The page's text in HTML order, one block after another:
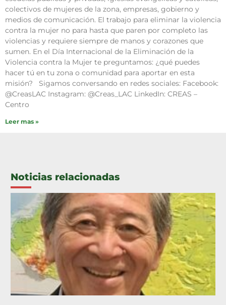
colectivos de mujeres de la zona, empresas, gobierno y
medios de comunicación. El trabajo para eliminar la violencia
contra la mujer no para hasta que paren por completo las
violencias y requiere siempre de manos y corazones que
sumen. En el Día Internacional de la Eliminación de la
Violencia contra la Mujer te preguntamos: ¿qué puedes
hacer tú en tu zona o comunidad para aportar en esta
misión? Sigamos conversando en redes sociales: Facebook:
@CreasLAC Instagram: @Creas_LAC LinkedIn: CREAS –
Centro
Leer mas »
Noticias relacionadas